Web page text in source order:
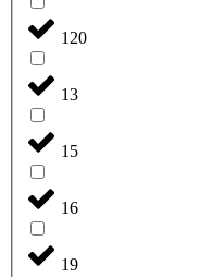
120
13
15
16
19